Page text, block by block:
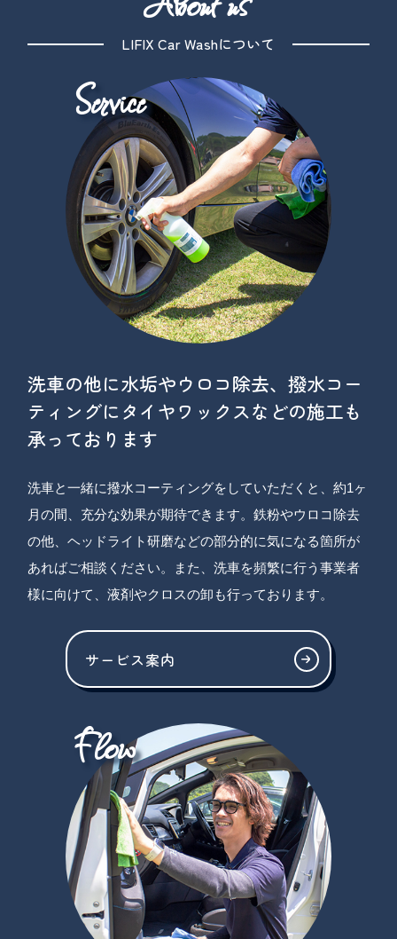
LIFIX Car Washについて
洗車の他に水垢やウロコ除去、撥水コー
ティングにタイヤワックスなどの施工も
承っております
洗車と一緒に撥水コーティングをしていただくと、約1ヶ
月の間、充分な効果が期待できます。鉄粉やウロコ除去
の他、ヘッドライト研磨などの部分的に気になる箇所が
あればご相談ください。また、洗車を頻繁に行う事業者
様に向けて、液剤やクロスの卸も行っております。
サービス案内